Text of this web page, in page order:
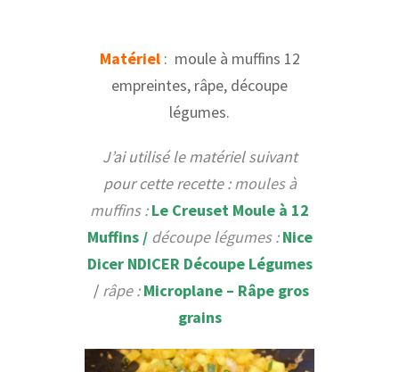
Matériel: moule à muffins 12
empreintes, râpe, découpe
légumes.
J’ai utilisé le matériel suivant
pour cette recette :moules à
muffins :Le Creuset Moule à 12
Muffins/ découpe légumes :Nice
Dicer NDICER Découpe Légumes
/ râpe :Microplane – Râpe gros
grains